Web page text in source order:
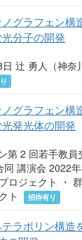
グラフェン構
分子の開発
辻 勇人（神奈
グラフェン構
発光体の開発
第 2 回若手教
同 講演会 2022
ロジェクト ・
ト
招待有り
ラボリン構造